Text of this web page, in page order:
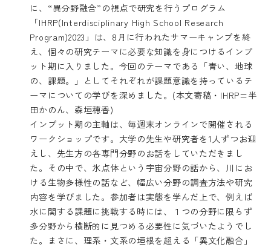
に、“異分野融合”の視点で研究を行うプログラム
「IHRP(Interdisciplinary High School Research
Program)2023」は、8月に行われたサマーキャンプを終
え、個々の研究テーマに必要な知識を身につけるインプ
ット期に入りました。今回のテーマである「青い、地球
の、課題。」としてそれぞれが課題意識を持っているテ
ーマについての学びを深めました。(本文寄稿・IHRP=半
田かのん、森垣穂香)
インプット期の主軸は、毎週末オンラインで開催される
ワークショップです。大学の先生や研究者を1人ずつお迎
えし、先生方の各専門分野のお話をしていただきまし
た。その中で、氷点体という宇宙分野の話から、川にお
ける生物多様性の話など、幅広い分野の調査方法や研究
内容を学びました。参加者は実態を学んだ上で、例えば
水に関する課題に挑戦する時には、１つの分野に限らず
多分野から横断的に見つめる必要性に気づいたようでし
た。まさに、理系・文系の垣根を超える「異文化融合」